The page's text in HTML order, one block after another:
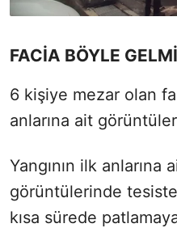
FACİA BÖYLE
6 kişiye mezar olan
anlarına ait
Yangının ilk anlarına
görüntülerinde
kısa sürede